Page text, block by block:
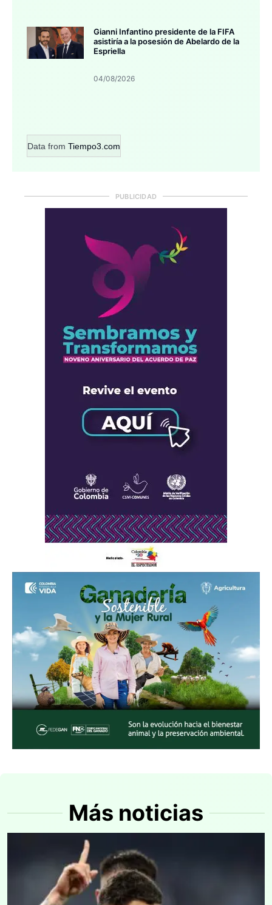
Gianni Infantino presidente de la FIFA
asistiría a la posesión de Abelardo de la
Espriella
04/08/2026
Data from Tiempo3.com
PUBLICIDAD
Más noticias